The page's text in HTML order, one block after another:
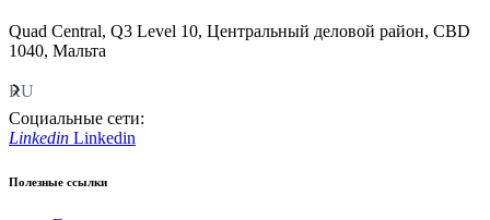
Quad Central, Q3 Level 10, Центральный деловой район, CBD
1040, Мальта
RU
Социальные сети:
Linkedin Linkedin
Полезные ссылки